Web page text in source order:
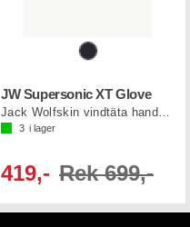
JW Supersonic XT Glove
3 i lager
419,- Rek 699,-